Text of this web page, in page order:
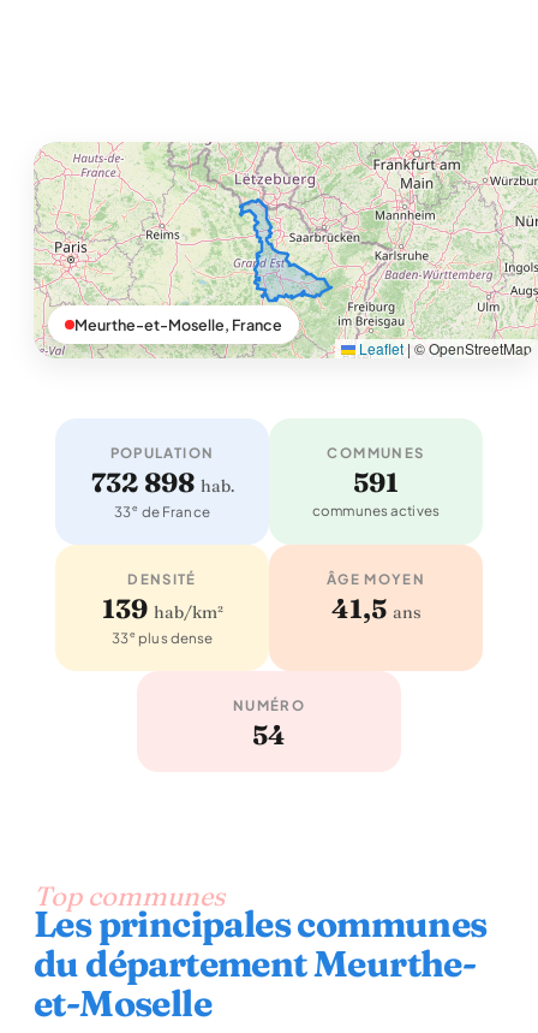
Leaflet | © OpenStreetMap
Meurthe-et-Moselle, France
POPULATION
732 898 hab.
33e de France
COMMUNES
591
communes actives
DENSITÉ
139 hab/km²
33e plus dense
ÂGE MOYEN
41,5 ans
NUMÉRO
54
Top communes
Les principales communes
du département Meurthe-
et-Moselle